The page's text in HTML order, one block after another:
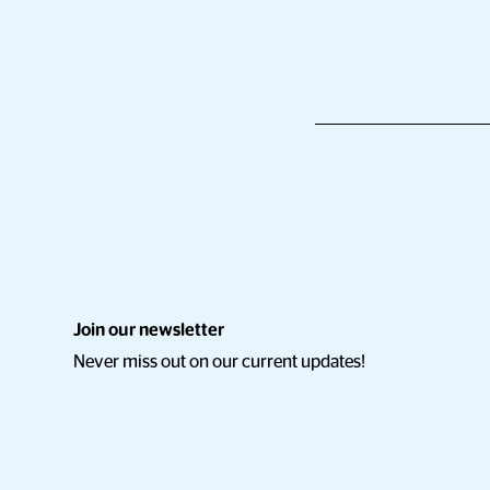
Join our newsletter
Never miss out on our current updates!